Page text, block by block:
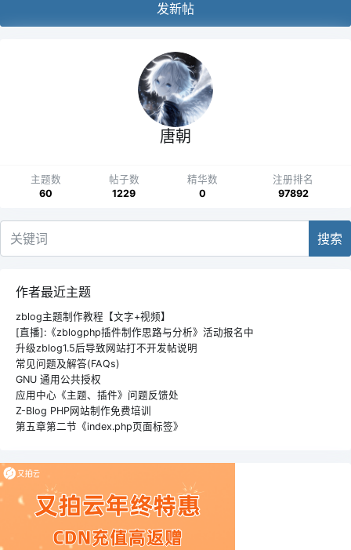
发新帖
唐朝
主题数
60
帖子数
1229
精华数
0
注册排名
97892
搜索
作者最近主题
zblog主题制作教程【文字+视频】
[直播]:《zblogphp插件制作思路与分析》活动报名中
升级zblog1.5后导致网站打不开发帖说明
常见问题及解答(FAQs)
GNU 通用公共授权
应用中心《主题、插件》问题反馈处
Z-Blog PHP网站制作免费培训
第五章第二节《index.php页面标签》